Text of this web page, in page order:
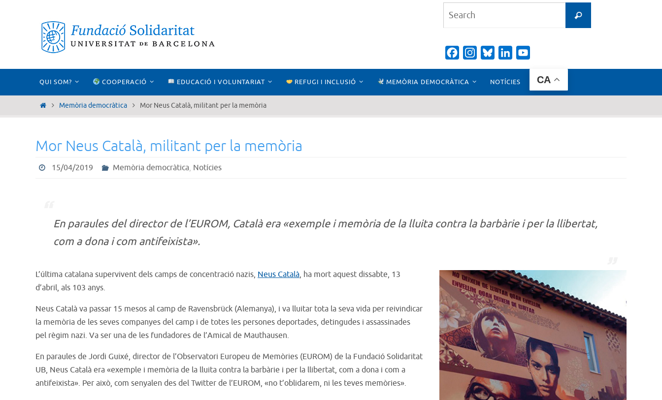
Search
FacebookInstagramBlueskyLinkedIn
content
QUI SOM? COOPERACIÓ EDUCACIÓ I VOLUNTARIAT REFUGI I INCLUSIÓ MEMÒRIA DEMOCRÀTICA NOTÍCIES CA
HomeMemòria democràtica Mor Neus Català, militant per la memòria
Mor Neus Català, militant per la memòria
15/04/2019 Memòria democràtica, Notícies
En paraules del director de l’EUROM, Català era «exemple i memòria de la lluita contra la barbàrie i per la llibertat,
com a dona i com antifeixista».
L’última catalana supervivent dels camps de concentració nazis, Neus Català, ha mort aquest dissabte, 13
d’abril, als 103 anys.
Neus Català va passar 15 mesos al camp de Ravensbrück (Alemanya), i va lluitar tota la seva vida per reivindicar
la memòria de les seves companyes del camp i de totes les persones deportades, detingudes i assassinades
pel règim nazi. Va ser una de les fundadores de l’Amical de Mauthausen.
En paraules de Jordi Guixé, director de l’Observatori Europeu de Memòries (EUROM) de la Fundació Solidaritat
UB, Neus Català era «exemple i memòria de la lluita contra la barbàrie i per la llibertat, com a dona i com a
antifeixista». Per això, com senyalen des del Twitter de l’EUROM, «no t’oblidarem, ni les teves memòries».